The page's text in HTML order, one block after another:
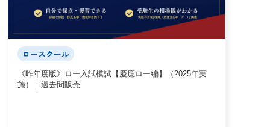
ロースクール
《昨年度版》ロー入試模試【慶應ロー編】（2025年実
施）｜過去問販売